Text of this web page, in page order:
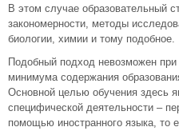
В этом случае образовательный
закономерности, методы
биологии, химии и тому подобное.
Подобный подход невозможен при
минимума содержания
Основной целью обучения здесь
специфической деятельности –
помощью иностранного языка, то